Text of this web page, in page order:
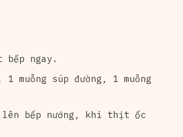
ngay.
muỗng súp đường, 1 muỗng
lên bếp nướng, khi thịt ốc